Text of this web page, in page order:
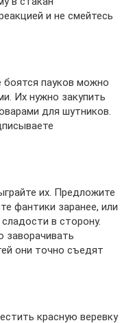
и не смейтесь
пауков можно
Их нужно закупить
для шутников.
их. Предложите
фантики заранее, или
в сторону.
заворачивать
они точно съедят
красную веревку